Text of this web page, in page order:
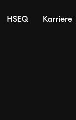
HSEQ Karriere